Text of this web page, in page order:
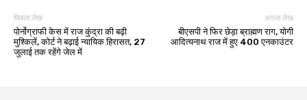
पिछला लेख
पोर्नोग्राफी केस में राज कुंद्रा की बढ़ी
मुश्किलें, कोर्ट ने बढ़ाई न्यायिक हिरासत, 27
जुलाई तक रहेंगे जेल में
अगला लेख
बीएसपी ने फिर छेड़ा ब्राह्मण राग, योगी
आदित्यनाथ राज में हुए 400 एनकाउंटर